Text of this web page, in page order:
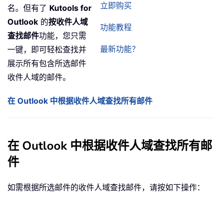
立即购买
功能教程
最新功能？
名。但有了 Kutools for
Outlook 的按收件人域
查找邮件功能，您只需
一键，即可轻松查找并
展示所有包含所选邮件
收件人域的邮件。
在 Outlook 中根据收件人域查找所有邮件
在 Outlook 中根据收件人域查找所有邮
件
如需根据所选邮件的收件人域查找邮件，请按如下操作：